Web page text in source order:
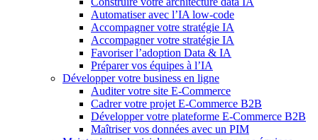
Automatiser avec l’IA low-code
Accompagner votre stratégie IA
Accompagner votre stratégie IA
Favoriser l’adoption Data & IA
Préparer vos équipes à l’IA
Développer votre business en ligne
Auditer votre site E-Commerce
Cadrer votre projet E-Commerce B2B
Développer votre plateforme E-Commerce B2B
Maîtriser vos données avec un PIM